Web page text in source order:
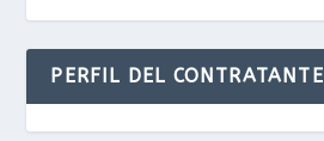
PERFIL DEL CONTRATANTE